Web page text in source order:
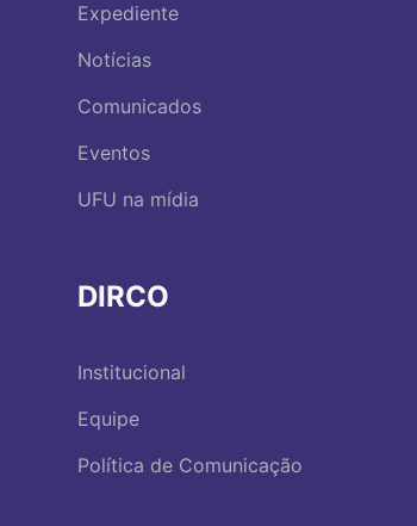
Expediente
Notícias
Comunicados
Eventos
UFU na mídia
DIRCO
Institucional
Equipe
Política de Comunicação